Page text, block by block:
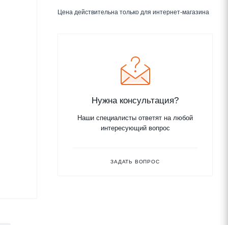
Цена действительна только для интернет-магазина
Нужна консультация?
Наши специалисты ответят на любой
интересующий вопрос
ЗАДАТЬ ВОПРОС